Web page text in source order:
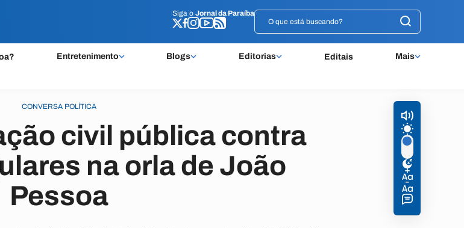
Siga o Jornal da Paraíba
Entretenimento Blogs Editorias Editais Mais
Siga o Jornal da Paraíba
CONVERSA POLÍTICA
civil pública contra
na orla de João
Pessoa